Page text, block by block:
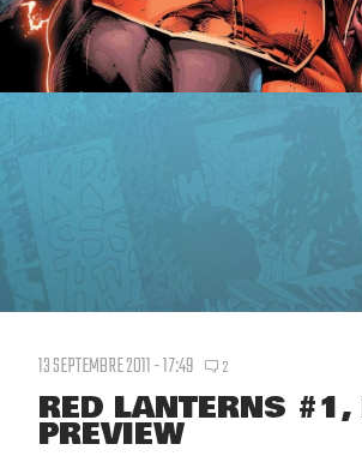
13 SEPTEMBRE 2011 - 17:49 2
RED LANTERNS #1,
PREVIEW